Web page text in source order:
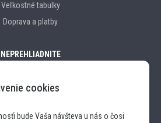
cookies
bude Vaša návšteva u nás o čosi
Veľkostné tabulky
Doprava a platby
NEPREHLIADNITE